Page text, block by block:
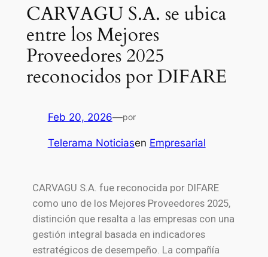
CARVAGU S.A. se ubica
entre los Mejores
Proveedores 2025
reconocidos por DIFARE
Feb 20, 2026—por
Telerama Noticiasen Empresarial
CARVAGU S.A. fue reconocida por DIFARE
como uno de los Mejores Proveedores 2025,
distinción que resalta a las empresas con una
gestión integral basada en indicadores
estratégicos de desempeño. La compañía